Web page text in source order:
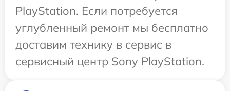
PlayStation. Если потребуется
углубленный ремонт мы бесплатно
доставим технику в сервис в
сервисный центр Sony PlayStation.